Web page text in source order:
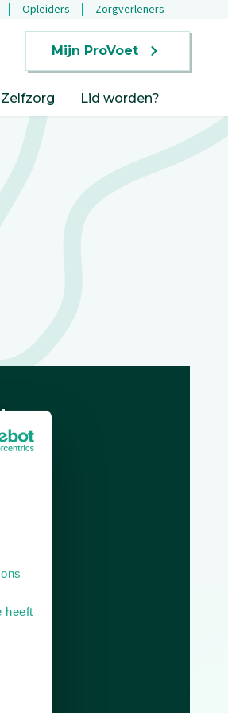
heeft
Opleiders Zorgverleners
Mijn ProVoet
Zelfzorg Lid worden?